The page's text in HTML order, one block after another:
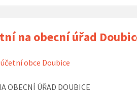
na obecní úřad
obce Doubice
OBECNÍ ÚŘAD DOUBICE